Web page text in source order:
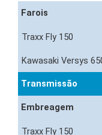
Farois
Transmissão
Embreagem